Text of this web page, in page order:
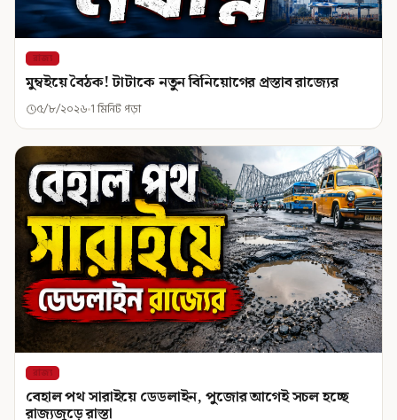
রাজ্য
মুম্বইয়ে বৈঠক! টাটাকে নতুন বিনিয়োগের প্রস্তাব রাজ্যের
৫/৮/২০২৬ 1 মিনিট পড়া
রাজ্য
বেহাল পথ সারাইয়ে ডেডলাইন, পুজোর আগেই সচল হচ্ছে
রাজ্যজুড়ে রাস্তা